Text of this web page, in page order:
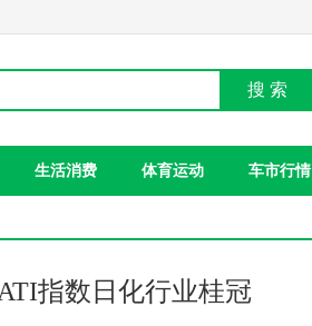
搜 索
生活消费 体育运动 车市行情
指数日化行业桂冠